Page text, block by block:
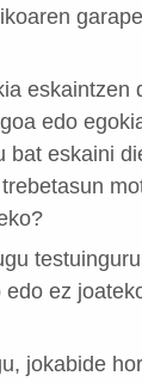
eskaintzen
edo
bat eskaini
ez
jokabide